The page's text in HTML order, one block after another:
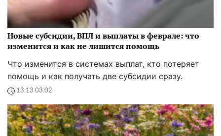
Новые субсидии, ВПЛ и выплаты в феврале: что
изменится и как не лишится помощь
Что изменится в системах выплат, кто потеряет
помощь и как получать две субсидии сразу.
13:13 03.02